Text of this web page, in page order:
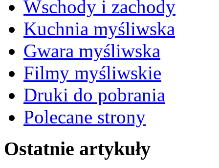
Wschody i zachody
Kuchnia myśliwska
Gwara myśliwska
Filmy myśliwskie
Druki do pobrania
Polecane strony
Ostatnie artykuły